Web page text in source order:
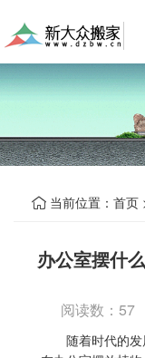
 当前位置： 首页
办公室摆什
阅读数： 57
随着时代的发